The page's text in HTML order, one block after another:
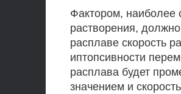
Фактором, наиболее
растворения,
расплаве скорость
иптопсивности
расплава будет
значением и